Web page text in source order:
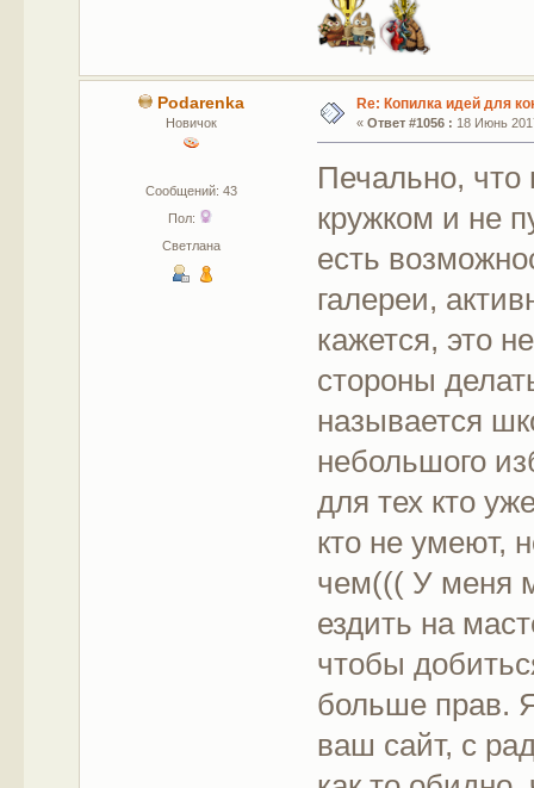
Podarenka
Новичок
Сообщений: 43
Пол:
Светлана
Re: Копилка идей для
« Ответ #1056 : 18 Июнь
Печально,
кружком и не
есть
галереи,
кажется, это
стороны
называется
небольшого
для тех кто
кто не умеют,
чем((( У меня
ездить на
чтобы
больше прав.
ваш сайт, с